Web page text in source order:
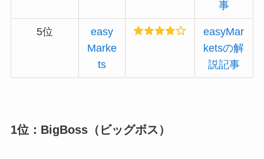
事
5位
easy
Marke
ts
easyMar
ketsの解
説記事
1位：BigBoss（ビッグボス）